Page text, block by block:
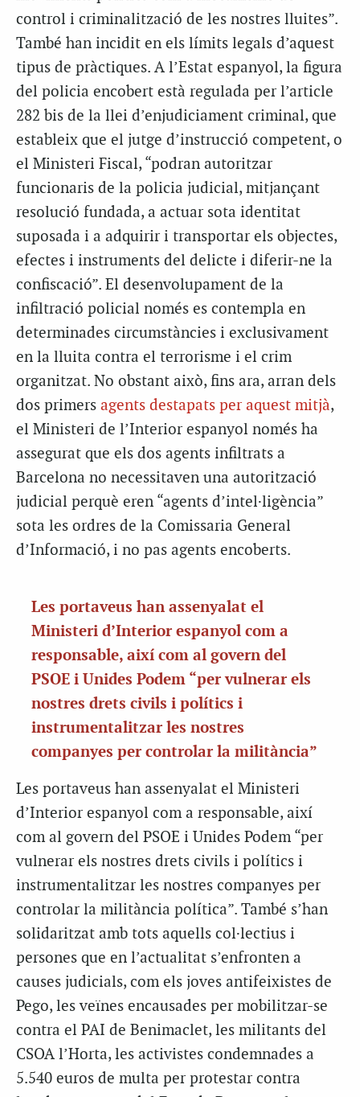
control i criminalització de les nostres lluites”.
També han incidit en els límits legals d’aquest
tipus de pràctiques. A l’Estat espanyol, la figura
del policia encobert està regulada per l’article
282 bis de la llei d’enjudiciament criminal, que
estableix que el jutge d’instrucció competent, o
el Ministeri Fiscal, “podran autoritzar
funcionaris de la policia judicial, mitjançant
resolució fundada, a actuar sota identitat
suposada i a adquirir i transportar els objectes,
efectes i instruments del delicte i diferir-ne la
confiscació”. El desenvolupament de la
infiltració policial només es contempla en
determinades circumstàncies i exclusivament
en la lluita contra el terrorisme i el crim
organitzat. No obstant això, fins ara, arran dels
dos primers agents destapats per aquest mitjà,
el Ministeri de l’Interior espanyol només ha
assegurat que els dos agents infiltrats a
Barcelona no necessitaven una autorització
judicial perquè eren “agents d’intel·ligència”
sota les ordres de la Comissaria General
d’Informació, i no pas agents encoberts.
Les portaveus han assenyalat el
Ministeri d’Interior espanyol com a
responsable, així com al govern del
PSOE i Unides Podem “per vulnerar els
nostres drets civils i polítics i
instrumentalitzar les nostres
companyes per controlar la militància”
Les portaveus han assenyalat el Ministeri
d’Interior espanyol com a responsable, així
com al govern del PSOE i Unides Podem “per
vulnerar els nostres drets civils i polítics i
instrumentalitzar les nostres companyes per
controlar la militància política”. També s’han
solidaritzat amb tots aquells col·lectius i
persones que en l’actualitat s’enfronten a
causes judicials, com els joves antifeixistes de
Pego, les veïnes encausades per mobilitzar-se
contra el PAI de Benimaclet, les militants del
CSOA l’Horta, les activistes condemnades a
5.540 euros de multa per protestar contra